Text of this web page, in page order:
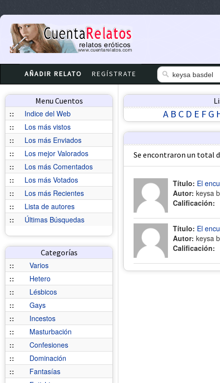
AÑADIR RELATO REGÍSTRATE
Menu Cuentos
::
Indice del Web
::
Los más vistos
::
Los más Enviados
::
Los mejor Valorados
::
Los más Comentados
::
Los más Votados
::
Los más Recientes
::
Lista de autores
::
Últimas Búsquedas
Categorías
::
Varios
::
Hetero
::
Lésbicos
::
Gays
::
Incestos
::
Masturbación
::
Confesiones
::
Dominación
::
Fantasías
A B C D E F G
Se encontraron un total
Título: El
Autor: keysa
Calificación:
Título: El
Autor: keysa
Calificación: